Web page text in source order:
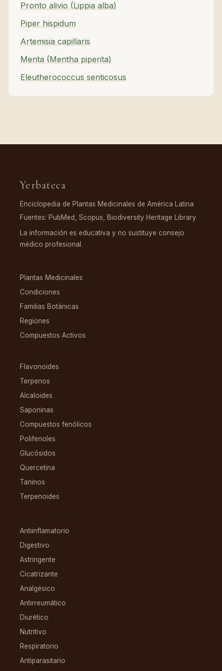
Pronto alivio (Lippia alba)
Piper hispidum
Artemisia capillaris
Menta (Mentha piperita)
Eleutherococcus senticosus
Yerbateca
Enciclopedia de Plantas Medicinales de América Latina
Fuentes: PubMed, Scopus, Biodiversity Heritage Library
La información es educativa y no sustituye consejo
médico profesional.
Plantas Medicinales
Condiciones
Familias Botánicas
Regiones
Compuestos Activos
Flavonoides
Terpenos
Alcaloides
Saponinas
Compuestos fenólicos
Polifenoles
Glucósidos
Quercetina
Taninos
Terpenoides
Antiinflamatorio
Digestivo
Astringente
Cicatrizante
Analgésico
Antirreumático
Diurético
Nutritivo
Respiratorio
Antiparasitario